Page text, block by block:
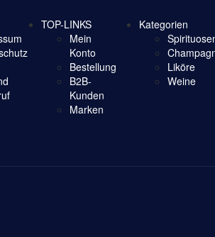
TOP-LINKS
Mein
Konto
Bestellung
B2B-
Kunden
Marken
Kategorien
Liköre
Weine